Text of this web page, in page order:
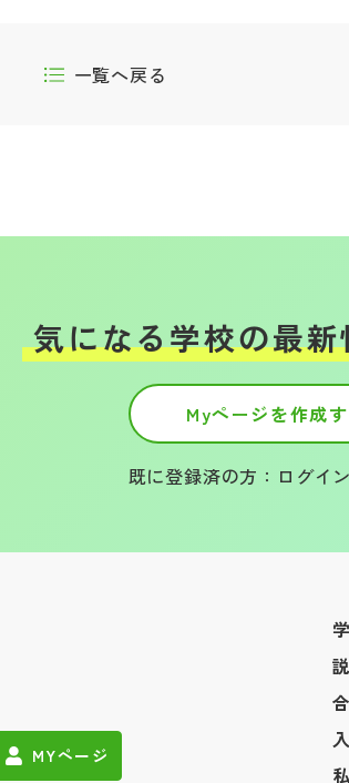
一覧へ戻る
気になる学校の最
Myページを作成
既に登録済の方：ログイ
MYページ